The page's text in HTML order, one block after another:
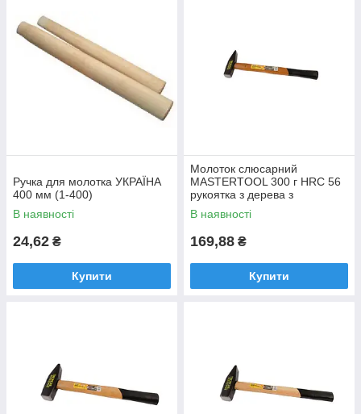
Ручка для молотка УКРАЇНА
400 мм (1-400)
В наявності
24,62 ₴
Купити
Молоток слюсарний
MASTERTOOL 300 г HRC 56
рукоятка з дерева з
полімерним захистом 300 мм
02-0203 (мт02-0203)
В наявності
169,88 ₴
Купити